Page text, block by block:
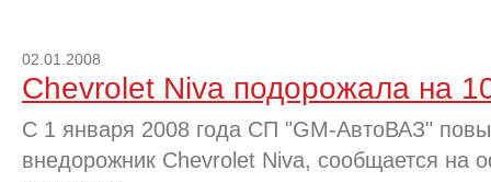
02.01.2008
Chevrolet Niva подорожала на
С 1 января 2008 года СП "GM-АвтоВАЗ"
внедорожник Chevrolet Niva, сообщается на